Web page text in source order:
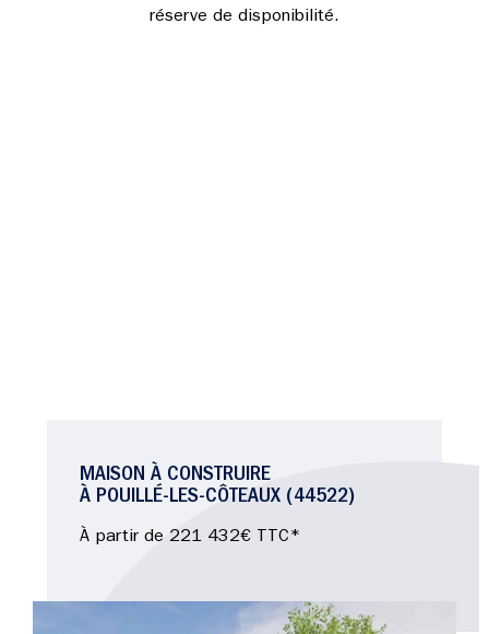
réserve de disponibilité.
MAISON À CONSTRUIRE
À POUILLÉ-LES-CÔTEAUX (44522)
À partir de 221 432€ TTC*